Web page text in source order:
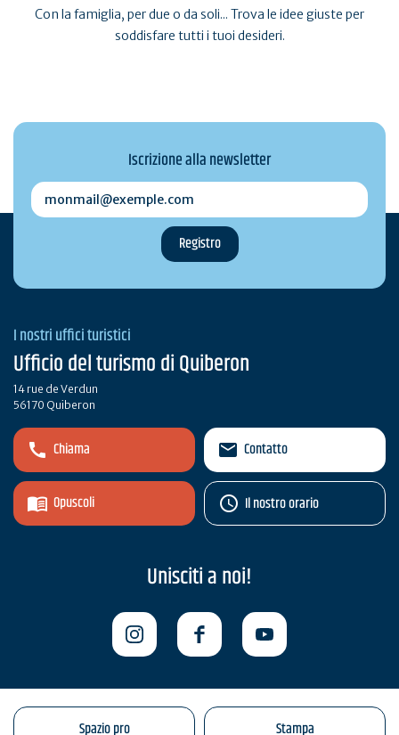
Con la famiglia, per due o da soli... Trova le idee giuste per
soddisfare tutti i tuoi desideri.
Iscrizione alla newsletter
monmail@exemple.com
I nostri uffici turistici
Ufficio del turismo di Quiberon
14 rue de Verdun
56170 Quiberon
Chiama
Opuscoli
Contatto
Il nostro orario
Unisciti a noi!
Spazio pro Stampa